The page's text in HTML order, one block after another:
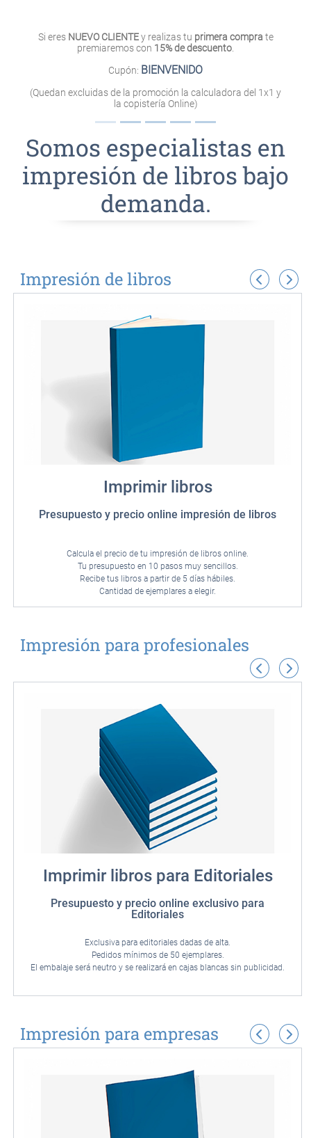
Si eres NUEVO CLIENTEy realizas tu primera compra te
premiaremos con 15% de descuento.
Cupón: BIENVENIDO
(Quedan excluidas de la promoción la calculadora del 1x1 y
la copistería Online)
Somos especialistas en
impresión de libros bajo
demanda.
Impresión de libros
Imprimir libros
Presupuesto y precio online impresión de libros
Calcula el precio de tu impresión de libros online.
Tu presupuesto en 10 pasos muy sencillos.
Recibe tus libros a partir de 5 días hábiles.
Cantidad de ejemplares a elegir.
Impresión para profesionales
Imprimir libros para Editoriales
Presupuesto y precio online exclusivo para
Editoriales
Exclusiva para editoriales dadas de alta.
Pedidos mínimos de 50 ejemplares.
El embalaje será neutro y se realizará en cajas blancas sin publicidad.
Impresión para empresas